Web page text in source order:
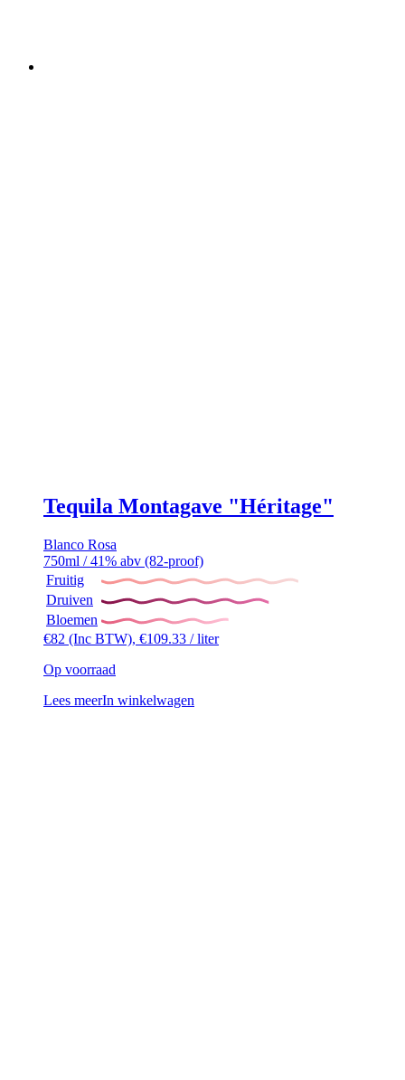
Tequila Montagave "Héritage"
Blanco Rosa
750ml / 41% abv (82-proof)
Fruitig
Druiven
Bloemen
€82 (Inc BTW), €109.33 / liter
Op voorraad
Lees meerIn winkelwagen